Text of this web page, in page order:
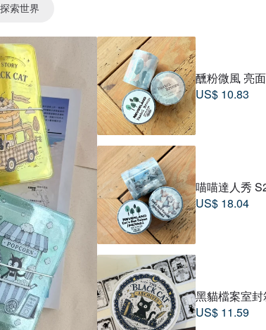
包包 · 真皮包包
心坎的浪漫
韓文房具
摺疊收納 / 環保
探索世界
醺粉
US$ 10.83
喵喵達人秀
US$ 18.04
黑貓檔案室
US$ 11.59